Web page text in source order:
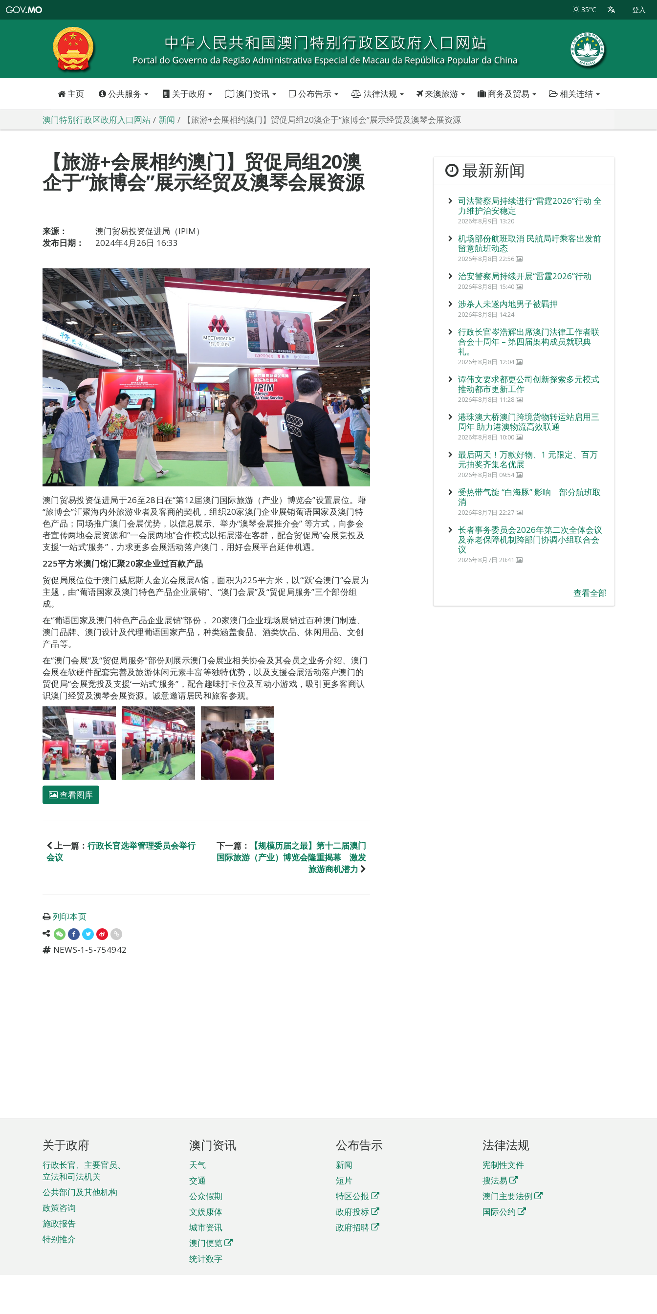
特
政
区
政
口
35°C 登入
主页 公共服务 关于政府 澳门资讯 公布告示 法律法规 来澳旅游 商务及贸易 相关连结
澳门特别行政区政府入口网站 新闻 【旅游+会展相约澳门】贸促局组20澳企于“旅博会”展示经贸及澳琴会展资源
【旅游+会展相约澳门】贸促局组20澳
企于“旅博会”展示经贸及澳琴会展资源
来源：
澳门贸易投资促进局（IPIM）
发布日期：
2024年4月26日 16:33
澳门贸易投资促进局于26至28日在“第12届澳门国际旅游（产业）博览会”设置展位。藉
“旅博会”汇聚海内外旅游业者及客商的契机，组织20家澳门企业展销葡语国家及澳门特
色产品；同场推广澳门会展优势，以信息展示、举办“澳琴会展推介会” 等方式，向参会
者宣传两地会展资源和“一会展两地”合作模式以拓展潜在客群，配合贸促局“会展竞投及
支援‘一站式’服务”，力求更多会展活动落户澳门，用好会展平台延伸机遇。
225平方米澳门馆汇聚20家企业过百款产品
贸促局展位位于澳门威尼斯人金光会展展A馆，面积为225平方米，以“‘跃’会澳门”会展为
主题，由“葡语国家及澳门特色产品企业展销”、“澳门会展”及“贸促局服务”三个部份组
成。
在“葡语国家及澳门特色产品企业展销”部份， 20家澳门企业现场展销过百种澳门制造、
澳门品牌、澳门设计及代理葡语国家产品，种类涵盖食品、酒类饮品、休闲用品、文创
产品等。
在“澳门会展”及“贸促局服务”部份则展示澳门会展业相关协会及其会员之业务介绍、澳门
会展在软硬件配套完善及旅游休闲元素丰富等独特优势，以及支援会展活动落户澳门的
贸促局“会展竞投及支援‘一站式’服务”，配合趣味打卡位及互动小游戏，吸引更多客商认
识澳门经贸及澳琴会展资源。诚意邀请居民和旅客参观。
查看图库
上一篇： 行政长官选举管理委员会举行
会议
下一篇：
【规模历届之最】第十二届澳门
国际旅游（产业）博览会隆重揭幕 激发
旅游商机潜力
列印本页
NEWS-1-5-754942
最新新闻
司法警察局持续进行“雷霆2026”行动 全
力维护治安稳定
2026年8月9日 13:20
机场部份航班取消 民航局吁乘客出发前
留意航班动态
2026年8月8日 22:56
治安警察局持续开展“雷霆2026”行动
2026年8月8日 15:40
涉杀人未遂内地男子被羁押
2026年8月8日 14:24
行政长官岑浩辉出席澳门法律工作者联
合会十周年 – 第四届架构成员就职典
礼。
2026年8月8日 12:04
谭伟文要求都更公司创新探索多元模式
推动都市更新工作
2026年8月8日 11:28
港珠澳大桥澳门跨境货物转运站启用三
周年 助力港澳物流高效联通
2026年8月8日 10:00
最后两天！万款好物、1 元限定、百万
元抽奖齐集名优展
2026年8月8日 09:54
受热带气旋 “白海豚” 影响 部分航班取
消
2026年8月7日 22:27
长者事务委员会2026年第二次全体会议
及养老保障机制跨部门协调小组联合会
议
2026年8月7日 20:41
查看全部
页
脚
菜
单
关于政府
行政长官、主要官员、
立法和司法机关
公共部门及其他机构
政策咨询
施政报告
特别推介
澳门资讯
天气
交通
公众假期
文娱康体
城市资讯
澳门便览
统计数字
公布告示
新闻
短片
特区公报
政府投标
政府招聘
法律法规
宪制性文件
搜法易
澳门主要法例
国际公约